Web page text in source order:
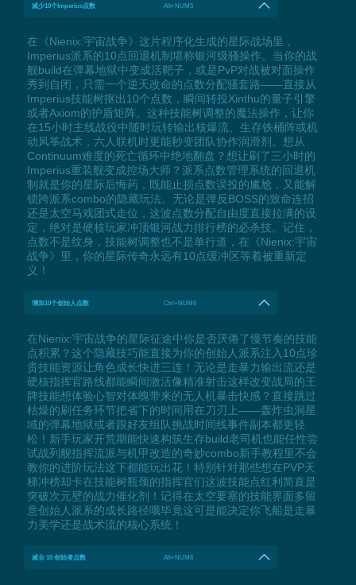
减少10个Imperius点数 Alt+NUM5
在《Nienix:宇宙战争》这片程序化生成的星际战场里，
Imperius派系的10点回退机制堪称银河级骚操作。当你的战
舰build在弹幕地狱中变成活靶子，或是PvP对战被对面操作
秀到自闭，只需一个逆天改命的点数分配骚套路——直接从
Imperius技能树抠出10个点数，瞬间转投Xinthu的量子引擎
或者Axiom的护盾矩阵。这种技能树调整的魔法操作，让你
在15小时主线战役中随时玩转输出核爆流、生存铁桶阵或机
动风筝战术，六人联机时更能秒变团队协作润滑剂。想从
Continuum难度的死亡循环中绝地翻盘？想让刷了三小时的
Imperius重装舰变成控场大师？派系点数管理系统的回退机
制就是你的星际后悔药，既能止损点数误投的尴尬，又能解
锁跨派系combo的隐藏玩法。无论是弹反BOSS的致命连招
还是太空马戏团式走位，这波点数分配自由度直接拉满的设
定，绝对是硬核玩家冲顶银河战力排行榜的必杀技。记住，
点数不是纹身，技能树调整也不是单行道，在《Nienix:宇宙
战争》里，你的星际传奇永远有10点缓冲区等着被重新定
义！
增加10个创始人点数 Ctrl+NUM6
在Nienix:宇宙战争的星际征途中你是否厌倦了慢节奏的技能
点积累？这个隐藏技巧能直接为你的创始人派系注入10点珍
贵技能资源让角色成长快进三连！无论是走暴力输出流还是
硬核指挥官路线都能瞬间激活像精准射击这样改变战局的王
牌技能想体验心智对体魄带来的无人机暴击快感？直接跳过
枯燥的刷任务环节把省下的时间用在刀刃上——轰炸虫洞星
域的弹幕地狱或者跟好友组队挑战时间线事件副本都更轻
松！新手玩家开荒期能快速构筑生存build老司机也能任性尝
试战列舰指挥流派与机甲改造的奇妙combo新手教程里不会
教你的进阶玩法这下都能玩出花！特别针对那些想在PVP天
梯冲榜却卡在技能树瓶颈的指挥官们这波技能点红利简直是
突破次元壁的战力催化剂！记得在太空要塞的技能界面多留
意创始人派系的成长路径哦毕竟这可是能决定你飞船是走暴
力美学还是战术流的核心系统！
减去 10 创始者点数 Alt+NUM6